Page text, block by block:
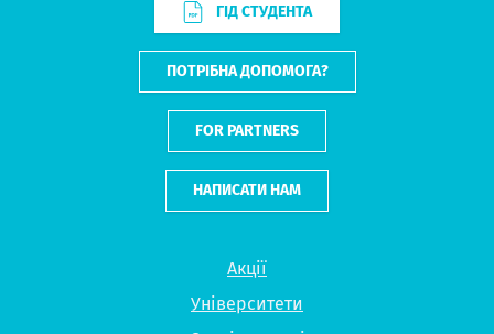
Акції
Університети
ГІД СТУДЕНТА
ПОТРІБНА ДОПОМОГА?
FOR PARTNERS
НАПИСАТИ НАМ